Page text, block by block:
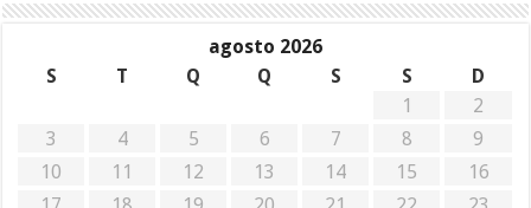
agosto 2026
S
T Q Q S S
D
1
2
3
4 5 6 7 8
9
10
11 12 13 14 15
16